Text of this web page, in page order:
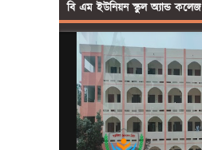
বি এম ইউনিয়ন স্কুল অ্যান্ড কলেজ